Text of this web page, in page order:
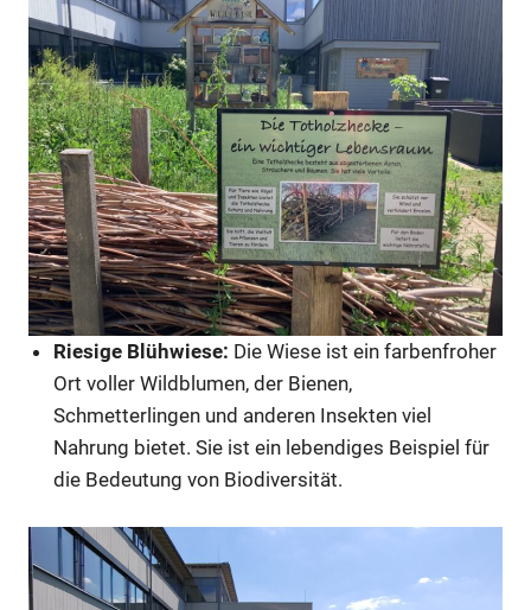
Riesige Blühwiese: Die Wiese ist ein farbenfroher
Ort voller Wildblumen, der Bienen,
Schmetterlingen und anderen Insekten viel
Nahrung bietet. Sie ist ein lebendiges Beispiel für
die Bedeutung von Biodiversität.